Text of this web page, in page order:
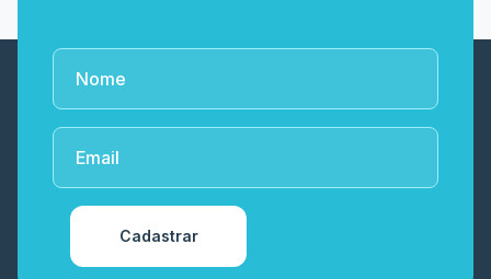
Cadastrar